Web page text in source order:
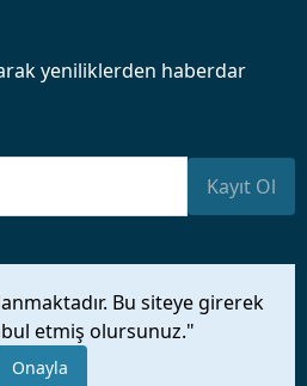
Bu siteye girerek
etmiş olursunuz."
Onayla
yeniliklerden haberdar
Kayıt Ol
saklıdır.